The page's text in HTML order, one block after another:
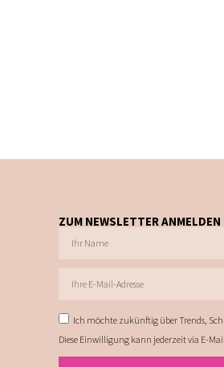
ZUM NEWSLETTER ANMELDEN
Ich möchte zukünftig über Trends,
Diese Einwilligung kann jederzeit via E-